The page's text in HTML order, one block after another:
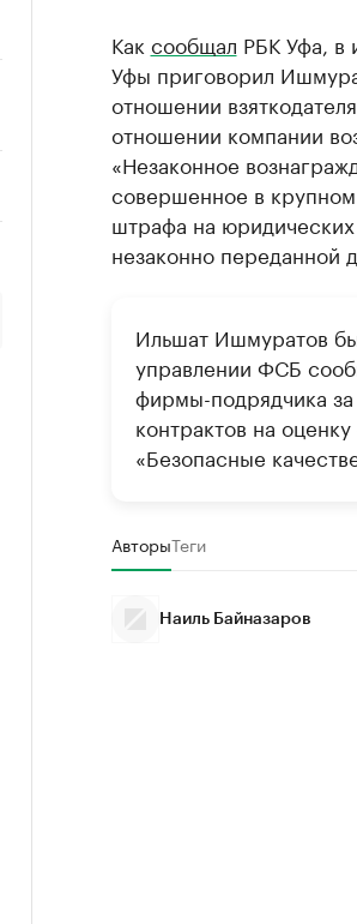
Как сообщал РБК Уфа, в
Уфы приговорил
отношении
отношении компании
«Незаконное
совершенное в
штрафа на
незаконно переданной
Ильшат Ишмуратов
управлении ФСБ
фирмы-подрядчика
контрактов на
«Безопасные
АвторыТеги
Наиль Байназаров